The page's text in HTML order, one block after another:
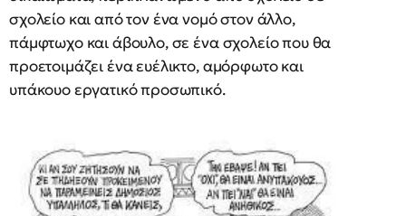
σχολείο και από τον ένα νομό στον άλλο,
πάμφτωχο και άβουλο, σε ένα σχολείο που θα
προετοιμάζει ένα ευέλικτο, αμόρφωτο και
υπάκουο εργατικό προσωπικό.